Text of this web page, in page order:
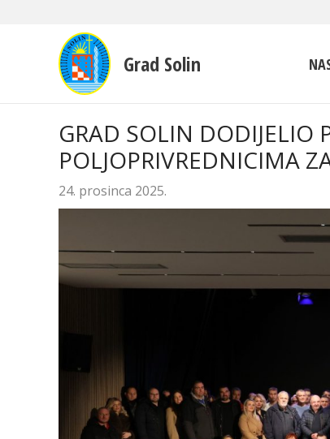
Grad Solin
GRAD SOLIN DODIJELIO
POLJOPRIVREDNICIMA
24. prosinca 2025.